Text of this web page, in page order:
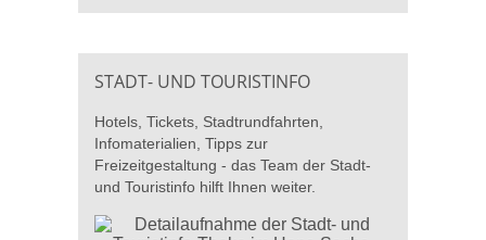
STADT- UND TOURISTINFO
Hotels, Tickets, Stadtrundfahrten,
Infomaterialien, Tipps zur
Freizeitgestaltung - das Team der Stadt-
und Touristinfo hilft Ihnen weiter.